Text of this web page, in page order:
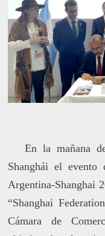
En la mañana
Shanghái el evento
Argentina-Shanghai
“Shanghai
Cámara de